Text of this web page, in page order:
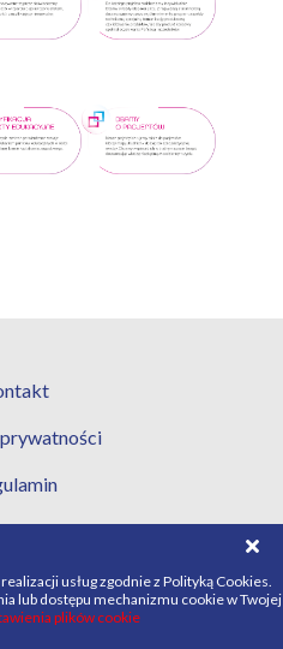
usług zgodnie z Polityką Cookies.
lub dostępu mechanizmu cookie w Twojej
plików cookie
Created by: